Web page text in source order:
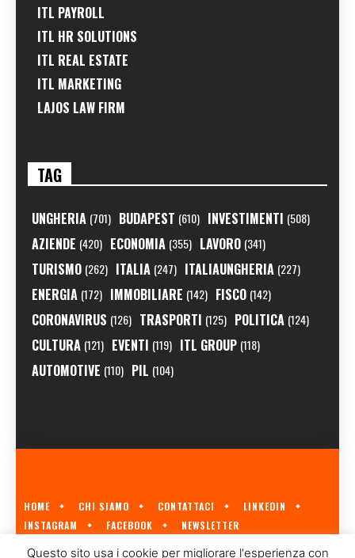
ITL PAYROLL
ITL HR SOLUTIONS
ITL REAL ESTATE
ITL MARKETING
LAJOS LAW FIRM
TAG
UNGHERIA (701) BUDAPEST (610) INVESTIMENTI (508)
AZIENDE (420) ECONOMIA (355) LAVORO (341)
TURISMO (262) ITALIA (247) ITALIAUNGHERIA (227)
ENERGIA (172) IMMOBILIARE (142) FISCO (142)
CORONAVIRUS (126) TRASPORTI (125) POLITICA (124)
CULTURA (121) EVENTI (119) ITL GROUP (118)
AUTOMOTIVE (110) PIL (104)
HOME CHI SIAMO CONTATTACI
LINKEDIN
INSTAGRAM
FACEBOOK NEWSLETTER
ECONOMIA.HU È IL PRIMO GIORNALE ITALIANO SULL'ECONOMIA UNGHERESE
Questo sito usa i cookie per migliorare l'esperienza con